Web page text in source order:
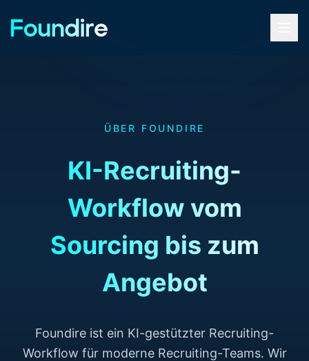
ÜBER FOUNDIRE
KI-Recruiting-
Workflow vom
Sourcing bis zum
Angebot
Foundire ist ein KI-gestützter Recruiting-
Workflow für moderne Recruiting-Teams. Wir